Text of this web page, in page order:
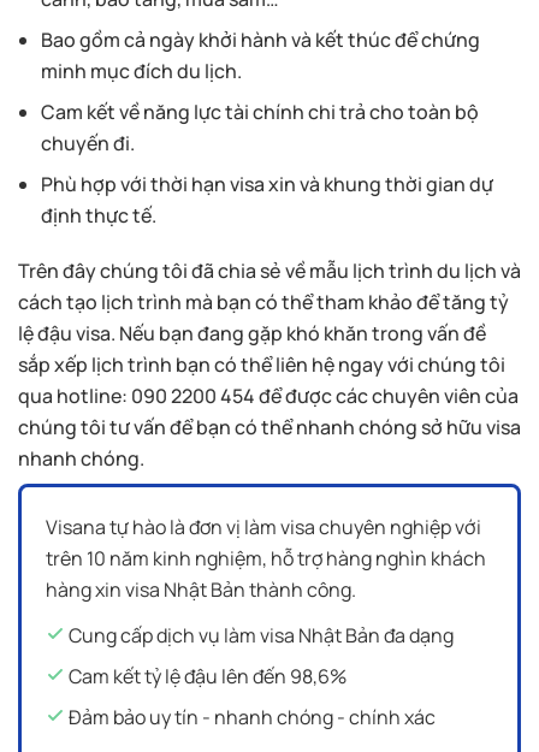
Bao gồm cả ngày khởi hành và kết thúc để chứng
minh mục đích du lịch.
Cam kết về năng lực tài chính chi trả cho toàn bộ
chuyến đi.
Phù hợp với thời hạn visa xin và khung thời gian dự
định thực tế.
Trên đây chúng tôi đã chia sẻ về mẫu lịch trình du lịch và
cách tạo lịch trình mà bạn có thể tham khảo để tăng tỷ
lệ đậu visa. Nếu bạn đang gặp khó khăn trong vấn đề
sắp xếp lịch trình bạn có thể liên hệ ngay với chúng tôi
qua hotline: 090 2200 454 để được các chuyên viên của
chúng tôi tư vấn để bạn có thể nhanh chóng sở hữu visa
nhanh chóng.
Visana tự hào là đơn vị làm visa chuyên nghiệp với
trên 10 năm kinh nghiệm, hỗ trợ hàng nghìn khách
hàng xin visa Nhật Bản thành công.
Cung cấp dịch vụ làm visa Nhật Bản đa dạng
Cam kết tỷ lệ đậu lên đến 98,6%
Đảm bảo uy tín - nhanh chóng - chính xác